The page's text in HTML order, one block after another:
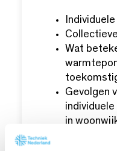
Wat
Gevolgen
in